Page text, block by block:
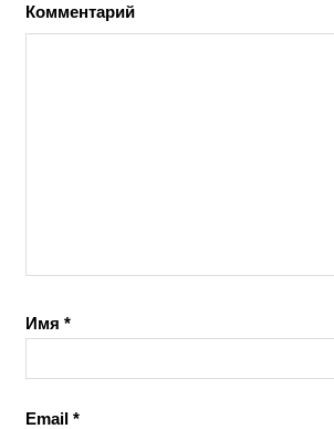
Комментарий
Имя *
Email *